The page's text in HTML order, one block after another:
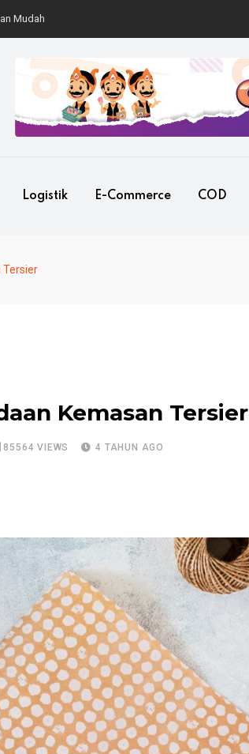
Logistik E-Commerce COD
Tersier
Kemasan Tersier
85564 VIEWS 4 TAHUN AGO